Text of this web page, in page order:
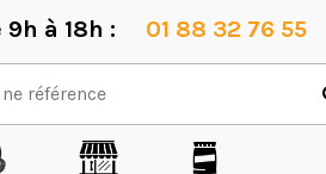
9h à 18h : 01 88 32 76 55